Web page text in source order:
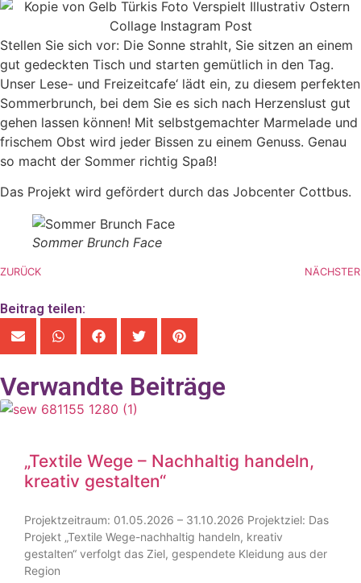
Stellen Sie sich vor: Die Sonne strahlt, Sie sitzen an einem
gut gedeckten Tisch und starten gemütlich in den Tag.
Unser Lese- und Freizeitcafe‘ lädt ein, zu diesem perfekten
Sommerbrunch, bei dem Sie es sich nach Herzenslust gut
gehen lassen können! Mit selbstgemachter Marmelade und
frischem Obst wird jeder Bissen zu einem Genuss. Genau
so macht der Sommer richtig Spaß!
Das Projekt wird gefördert durch das Jobcenter Cottbus.
Sommer Brunch Face
ZURÜCK NÄCHSTER
Beitrag teilen:
Verwandte Beiträge
„Textile Wege – Nachhaltig handeln,
kreativ gestalten“
Projektzeitraum: 01.05.2026 – 31.10.2026 Projektziel: Das
Projekt „Textile Wege-nachhaltig handeln, kreativ
gestalten“ verfolgt das Ziel, gespendete Kleidung aus der
Region